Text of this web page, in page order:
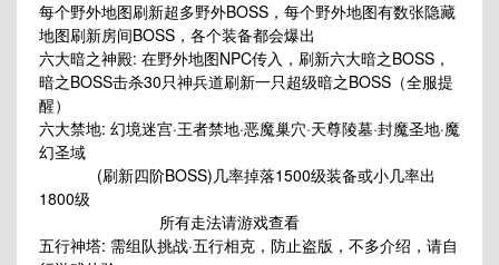
每个野外地图刷新超多野外BOSS，每个野外地图有数张隐藏
地图刷新房间BOSS，各个装备都会爆出
六大暗之神殿: 在野外地图NPC传入，刷新六大暗之BOSS，
暗之BOSS击杀30只神兵道刷新一只超级暗之BOSS（全服提
醒）
六大禁地: 幻境迷宫·王者禁地·恶魔巢穴·天尊陵墓·封魔圣地·魔
幻圣域
(刷新四阶BOSS)几率掉落1500级装备或小几率出
1800级
所有走法请游戏查看
五行神塔: 需组队挑战·五行相克，防止盗版，不多介绍，请自